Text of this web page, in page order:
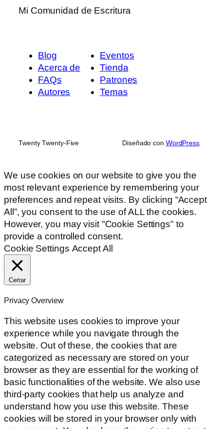
Mi Comunidad de Escritura
Blog
Acerca de
FAQs
Autores
Eventos
Tienda
Patrones
Temas
Twenty Twenty-Five Diseñado con WordPress
We use cookies on our website to give you the
most relevant experience by remembering your
preferences and repeat visits. By clicking “Accept
All”, you consent to the use of ALL the cookies.
However, you may visit "Cookie Settings" to
provide a controlled consent.
Cookie Settings Accept All
Cerrar
Privacy Overview
This website uses cookies to improve your
experience while you navigate through the
website. Out of these, the cookies that are
categorized as necessary are stored on your
browser as they are essential for the working of
basic functionalities of the website. We also use
third-party cookies that help us analyze and
understand how you use this website. These
cookies will be stored in your browser only with